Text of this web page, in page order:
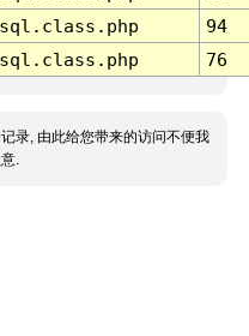
94
76
录, 由此给您带来的访问不便我
.